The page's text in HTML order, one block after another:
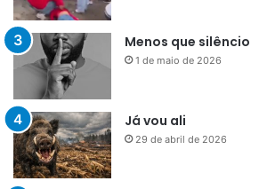
Menos que silêncio
1 de maio de 2026
Já vou ali
29 de abril de 2026